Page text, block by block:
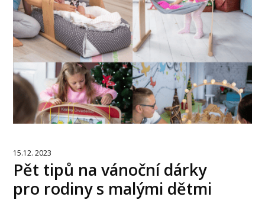
15.12. 2023
Pět tipů na vánoční dárky
pro rodiny s malými dětmi